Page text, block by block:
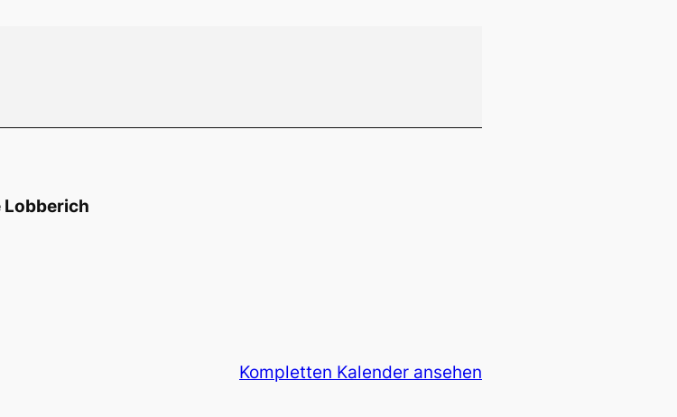
Lobberich
Kompletten Kalender ansehen